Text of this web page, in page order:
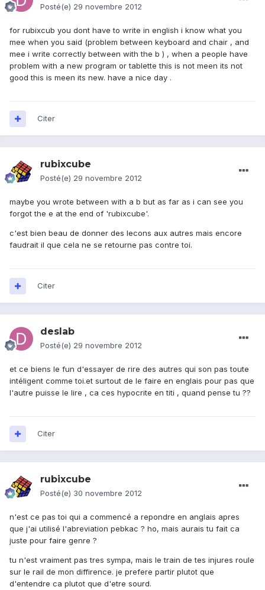
Posté(e) 29 novembre 2012
for rubixcub you dont have to write in english i know what you
mee when you said (problem between keyboard and chair , and
mee i write correctly between with the b ) , when a people have
problem with a new program or tablette this is not meen its not
good this is meen its new. have a nice day .
Citer
rubixcube
Posté(e) 29 novembre 2012
maybe you wrote between with a b but as far as i can see you
forgot the e at the end of 'rubixcube'.
c'est bien beau de donner des lecons aux autres mais encore
faudrait il que cela ne se retourne pas contre toi.
Citer
deslab
Posté(e) 29 novembre 2012
et ce biens le fun d'essayer de rire des autres qui son pas toute
intéligent comme toi.et surtout de le faire en englais pour pas que
l'autre puisse le lire , ca ces hypocrite en titi , quand pense tu ??
Citer
rubixcube
Posté(e) 30 novembre 2012
n'est ce pas toi qui a commencé a repondre en anglais apres
que j'ai utilisé l'abreviation pebkac ? ho, mais aurais tu fait ca
juste pour faire genre ?
tu n'est vraiment pas tres sympa, mais le train de tes injures roule
sur le rail de mon diffirence. je prefere partir plutot que
d'entendre ca plutot que d'etre sourd.